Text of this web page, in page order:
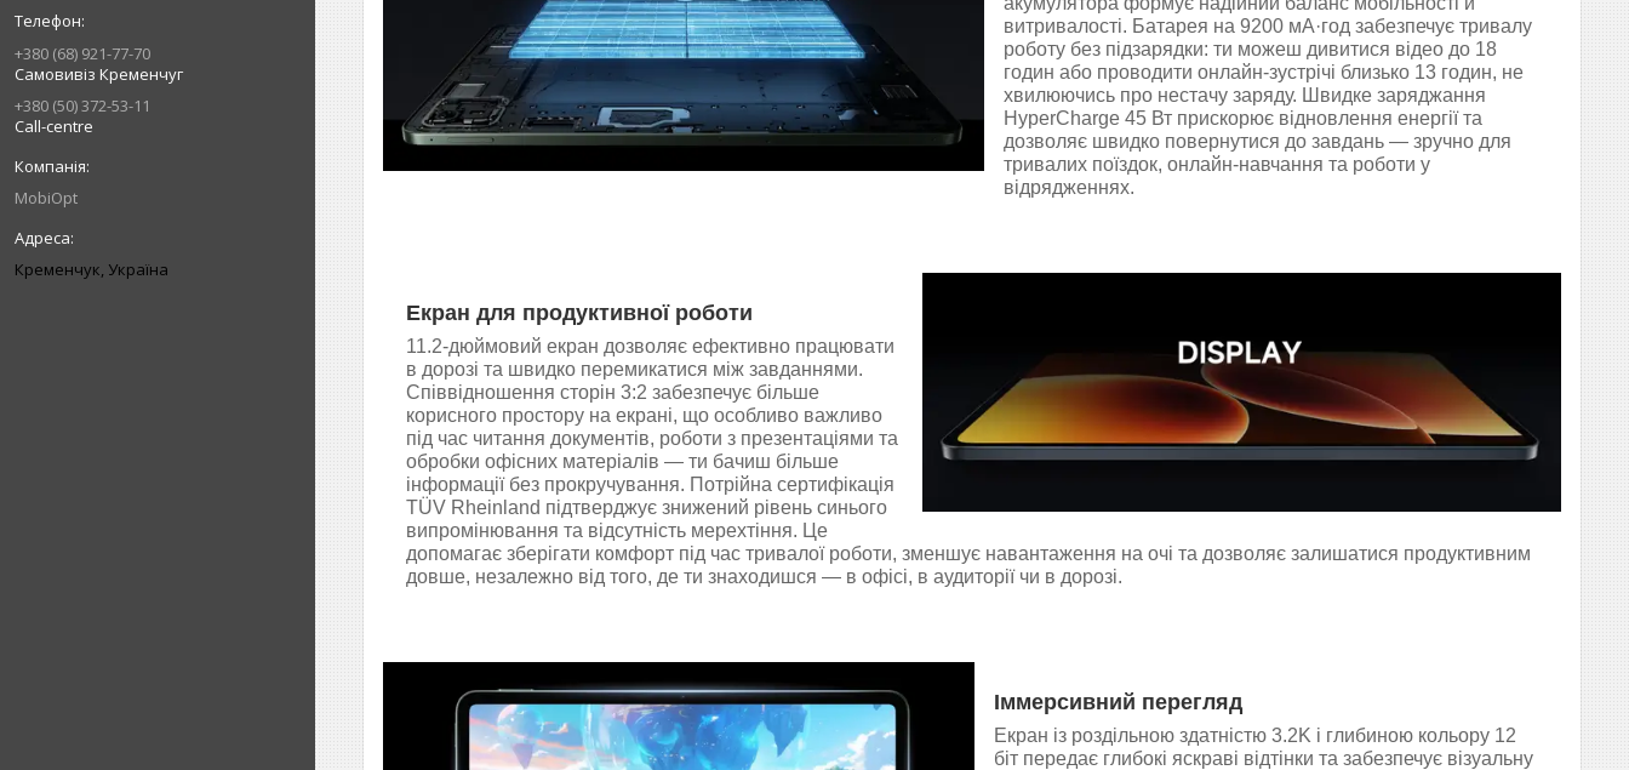
+380 (68) 921-77-70
Самовивіз Кременчуг
+380 (50) 372-53-11
Call-centre
MobiOpt
Кременчук, Україна
витривалості. Батарея на 9200 мА·год забезпечує тривалу
роботу без підзарядки: ти можеш дивитися відео до 18
годин або проводити онлайн-зустрічі близько 13 годин, не
хвилюючись про нестачу заряду. Швидке заряджання
HyperCharge 45 Вт прискорює відновлення енергії та
дозволяє швидко повернутися до завдань — зручно для
тривалих поїздок, онлайн-навчання та роботи у
відрядженнях.
Екран для продуктивної роботи
11.2-дюймовий екран дозволяє ефективно працювати
в дорозі та швидко перемикатися між завданнями.
Співвідношення сторін 3:2 забезпечує більше
корисного простору на екрані, що особливо важливо
під час читання документів, роботи з презентаціями та
обробки офісних матеріалів — ти бачиш більше
інформації без прокручування. Потрійна сертифікація
TÜV Rheinland підтверджує знижений рівень синього
випромінювання та відсутність мерехтіння. Це
допомагає зберігати комфорт під час тривалої роботи, зменшує навантаження на очі та дозволяє залишатися продуктивним
довше, незалежно від того, де ти знаходишся — в офісі, в аудиторії чи в дорозі.
Іммерсивний перегляд
Екран із роздільною здатністю 3.2K і глибиною кольору 12
біт передає глибокі яскраві відтінки та забезпечує візуальну